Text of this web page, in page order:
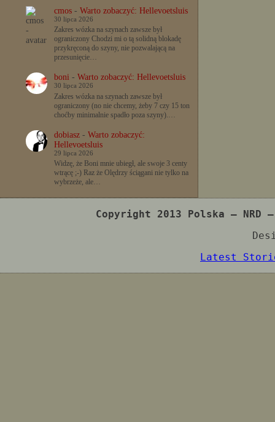
cmos- Warto zobaczyć: Hellevoetsluis
30 lipca 2026
Zakres wózka na szynach zawsze był
ograniczony Chodzi mi o tą solidną blokadę
przykręconą do szyny, nie pozwalającą na
przesunięcie…
boni- Warto zobaczyć: Hellevoetsluis
30 lipca 2026
Zakres wózka na szynach zawsze był
ograniczony (no nie chcemy, żeby 7 czy 15 ton
choćby minimalnie spadło poza szyny).…
dobiasz- Warto zobaczyć:
Hellevoetsluis
29 lipca 2026
Widzę, że Boni mnie ubiegł, ale swoje 3 centy
wtrącę ;-) Raz że Olędrzy ściągani nie tylko na
wybrzeże, ale…
Copyright 2013 Polska –
Latest